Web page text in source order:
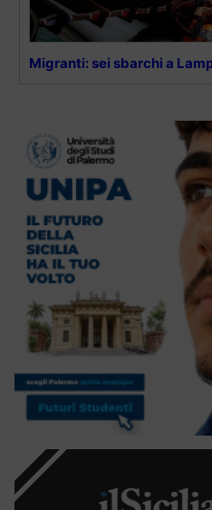
Migranti: sei sbarchi a